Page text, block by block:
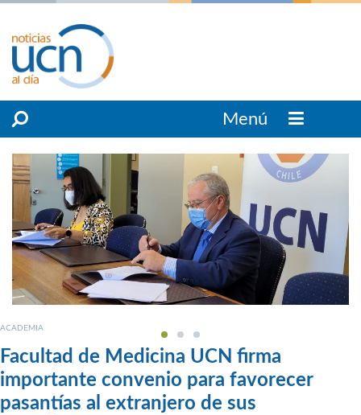
Menú
ACADEMIA
Facultad de Medicina UCN firma
importante convenio para favorecer
pasantías al extranjero de sus